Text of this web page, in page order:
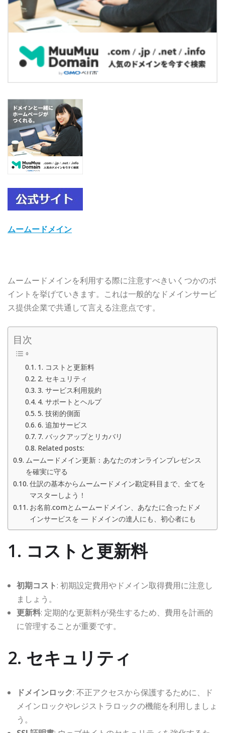
ムームードメイン
ムームードメインを利用する際に注意すべきいくつかのポ
イントを挙げていきます。これは一般的なドメインサービ
ス提供企業で共通して言える注意点です。
目次
1. コストと更新料
2. セキュリティ
3. サービス利用規約
4. サポートとヘルプ
5. 技術的側面
6. 追加サービス
7. バックアップとリカバリ
Related posts:
ムームードメイン更新：あなたのオンラインプレゼンス
を確実に守る
仕訳の基本からムームードメイン勘定科目まで、全てを
マスターしよう！
お名前.comとムームードメイン、あなたに合ったドメ
インサービスを — ドメインの達人にも、初心者にも
1. コストと更新料
初期コスト: 初期設定費用やドメイン取得費用に注意し
ましょう。
更新料: 定期的な更新料が発生するため、費用を計画的
に管理することが重要です。
2. セキュリティ
ドメインロック: 不正アクセスから保護するために、ド
メインロックやレジストラロックの機能を利用しましょ
う。